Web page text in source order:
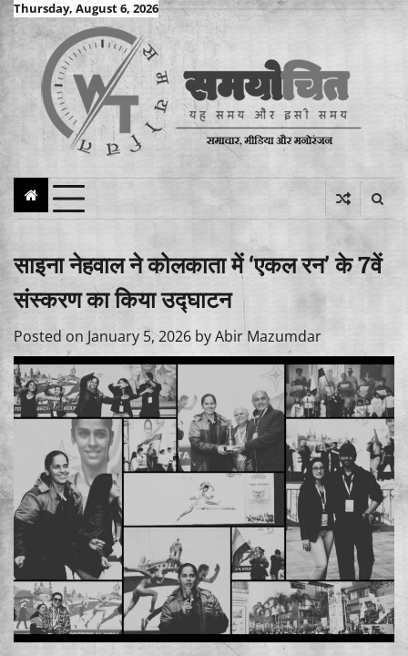
Skip
to
content
Thursday, August 6, 2026
साइना नेहवाल ने कोलकाता में ‘एकल रन’ के 7वें
संस्करण का किया उद्घाटन
Posted on January 5, 2026 byAbir Mazumdar